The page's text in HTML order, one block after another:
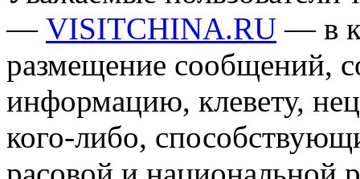
— VISITCHINA.RU — в
размещение сообщений,
информацию, клевету,
кого-либо,